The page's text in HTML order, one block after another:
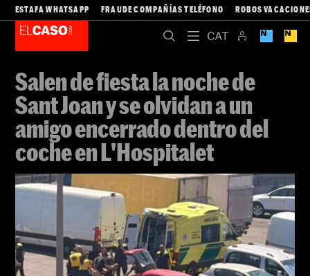
ESTAFA WHATSAPP FRAUDE COMPAÑÍAS TELÉFONO ROBOS
Salen de fiesta la noche de
Sant Joan y se olvidan a un
amigo encerrado dentro del
coche en L'Hospitalet